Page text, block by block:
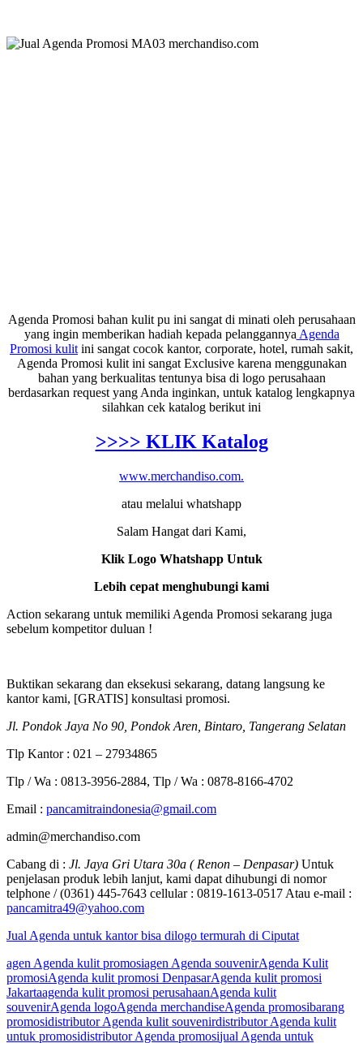
Agenda Promosi bahan kulit pu ini sangat di minati oleh perusahaan
yang ingin memberikan hadiah kepada pelanggannya Agenda
Promosi kulit ini sangat cocok kantor, corporate, hotel, rumah sakit,
Agenda Promosi kulit ini sangat Exclusive karena menggunakan
bahan yang berkualitas tentunya bisa di logo perusahaan
berdasarkan request yang Anda inginkan, untuk katalog lengkapnya
silahkan cek katalog berikut ini
>>>> KLIK Katalog
www.merchandiso.com.
atau melalui whatshapp
Salam Hangat dari Kami,
Klik Logo Whatshapp Untuk
Lebih cepat menghubungi kami
Action sekarang untuk memiliki Agenda Promosi sekarang juga
sebelum kompetitor duluan !
Buktikan sekarang dan eksekusi sekarang, datang langsung ke
kantor kami, [GRATIS] konsultasi promosi.
Jl. Pondok Jaya No 90, Pondok Aren, Bintaro, Tangerang Selatan
Tlp Kantor : 021 – 27934865
Tlp / Wa : 0813-3956-2884, Tlp / Wa : 0878-8166-4702
Email : pancamitraindonesia@gmail.com
admin@merchandiso.com
Cabang di : Jl. Jaya Gri Utara 30a ( Renon – Denpasar) Untuk
penjelasan produk lebih lanjut, kami dapat dihubungi di nomor
telphone / (0361) 445-7643 cellular : 0819-1613-0517 Atau e-mail :
pancamitra49@yahoo.com
Jual Agenda untuk kantor bisa dilogo termurah di Ciputat
agen Agenda kulit promosiagen Agenda souvenirAgenda Kulit
promosiAgenda kulit promosi DenpasarAgenda kulit promosi
Jakartaagenda kulit promosi perusahaanAgenda kulit
souvenirAgenda logoAgenda merchandiseAgenda promosibarang
promosidistributor Agenda kulit souvenirdistributor Agenda kulit
untuk promosidistributor Agenda promosijual Agenda untuk